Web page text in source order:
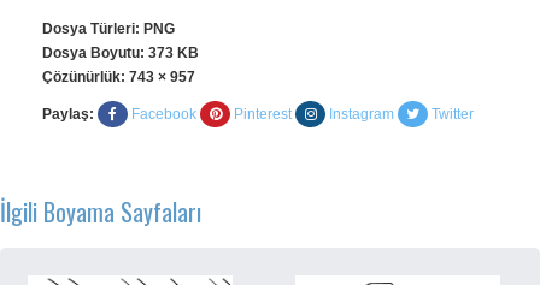
Dosya Türleri: PNG
Dosya Boyutu: 373 KB
Çözünürlük: 743 × 957
Paylaş: Facebook Pinterest Instagram Twitter
İlgili Boyama Sayfaları